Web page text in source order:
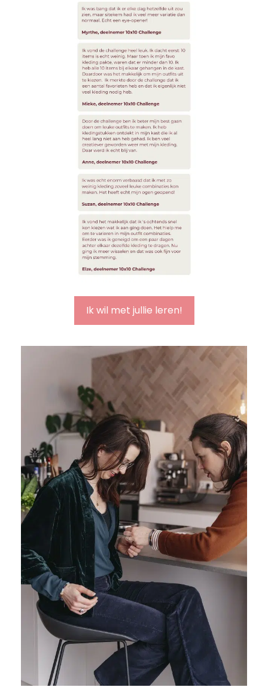
Ik wil met jullie leren!